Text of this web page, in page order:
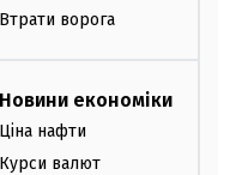
Втрати ворога
Новини економіки
Ціна нафти
Курси валют